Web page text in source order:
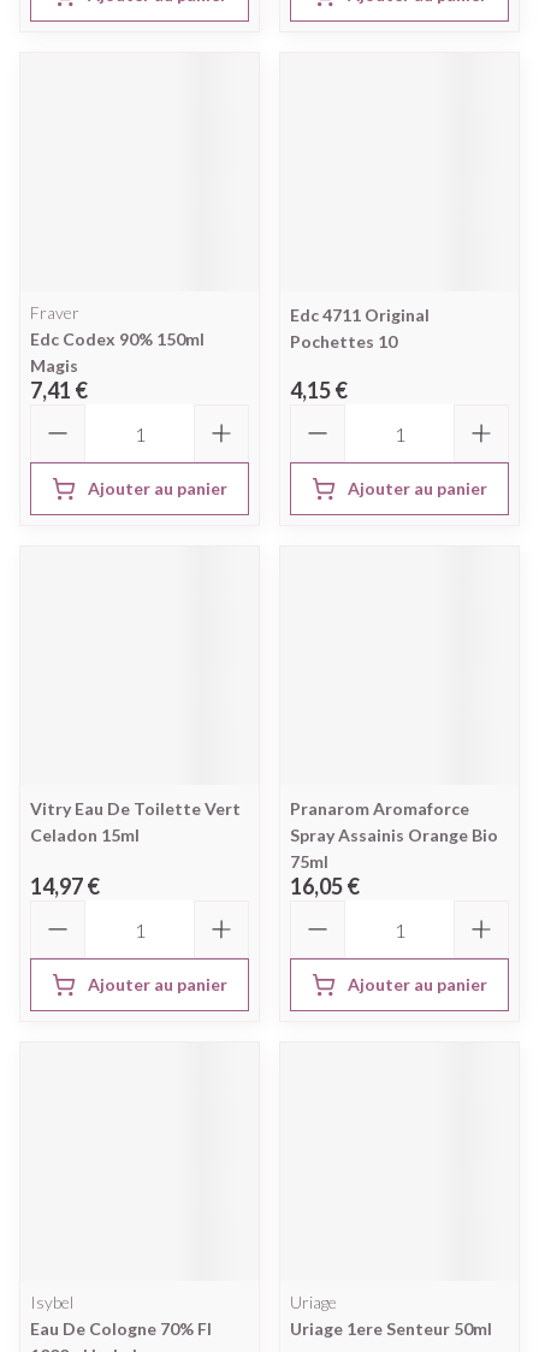
Fraver
Edc Codex 90% 150ml
Magis
7,41 €
Ajouter au panier
Edc 4711 Original
Pochettes 10
4,15 €
Ajouter au panier
Vitry Eau De Toilette Vert
Celadon 15ml
14,97 €
Ajouter au panier
Pranarom Aromaforce
Spray Assainis Orange Bio
75ml
16,05 €
Ajouter au panier
Isybel
Eau De Cologne 70% Fl
Uriage
Uriage 1ere Senteur 50ml